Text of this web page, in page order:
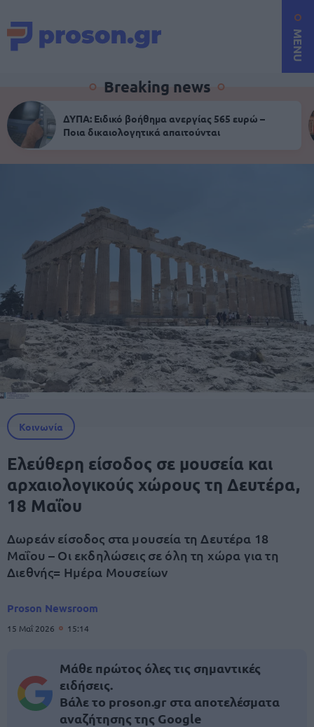
MENU
Breaking news
ΔΥΠΑ: Ειδικό βοήθημα ανεργίας 565 ευρώ –
Ποια δικαιολογητικά απαιτούνται
Κοινωνία
Ελεύθερη είσοδος σε μουσεία και
αρχαιολογικούς χώρους τη Δευτέρα,
18 Μαΐου
Δωρεάν είσοδος στα μουσεία τη Δευτέρα 18
Μαΐου – Οι εκδηλώσεις σε όλη τη χώρα για τη
Διεθνής= Ημέρα Μουσείων
Proson Newsroom
15 Μαΐ 2026 15:14
Μάθε πρώτος όλες τις σημαντικές
ειδήσεις.
Βάλε το proson.gr στα αποτελέσματα
αναζήτησης της Google